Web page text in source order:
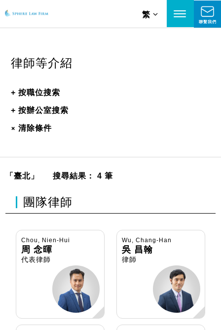
繁
聯繫我們
律師等介紹
+ 按職位搜索
+ 按辦公室搜索
+ 清除條件
「臺北」 搜尋結果： 4 筆
團隊律師
Chou, Nien-Hui
周 念暉
代表律師
Wu, Chang-Han
吳 昌翰
律師